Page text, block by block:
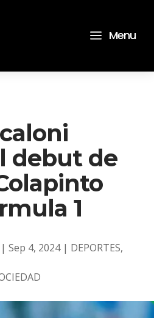
a Menu
debut de
1
| Sep 4, 2024| DEPORTES,